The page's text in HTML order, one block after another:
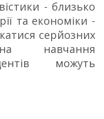
- близько
та економіки -
серйозних
навчання
можуть